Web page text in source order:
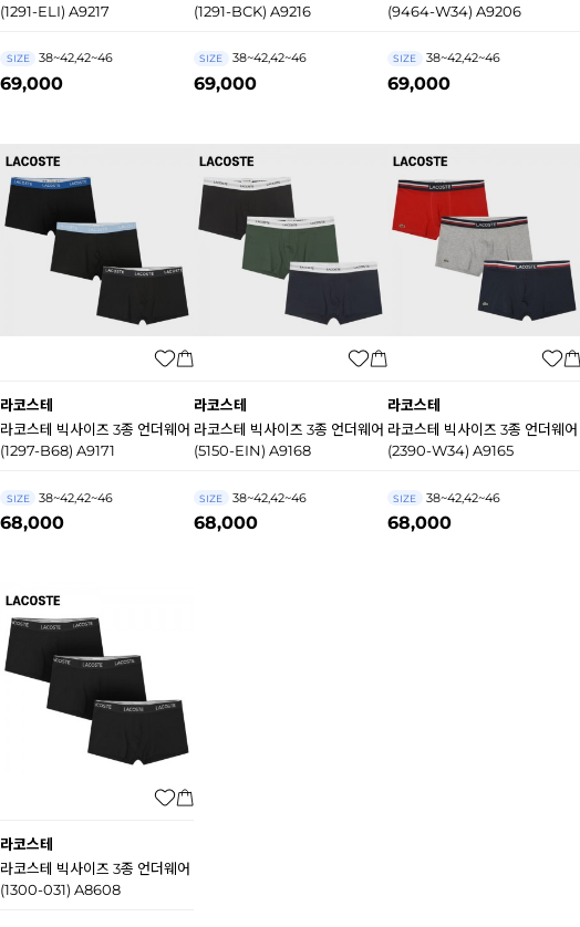
(1291-ELI) A9217
SIZE 38~42,42~46
69,000
(1291-BCK) A9216
SIZE 38~42,42~46
69,000
(9464-W34) A9206
SIZE 38~42,42~46
69,000
라코스테
라코스테 빅사이즈 3종 언더웨어
(1297-B68) A9171
SIZE 38~42,42~46
68,000
라코스테
라코스테 빅사이즈 3종 언더웨어
(5150-EIN) A9168
SIZE 38~42,42~46
68,000
라코스테
라코스테 빅사이즈 3종 언더웨어
(2390-W34) A9165
SIZE 38~42,42~46
68,000
라코스테
라코스테 빅사이즈 3종 언더웨어
(1300-031) A8608